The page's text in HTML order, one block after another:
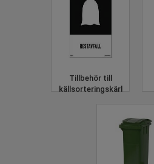
Tillbehör till
källsorteringskärl